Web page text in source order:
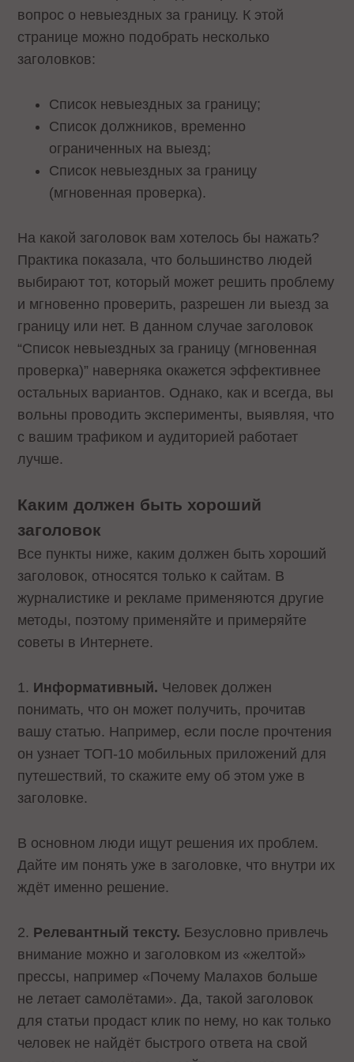
вопрос о невыездных за границу. К этой
странице можно подобрать несколько
заголовков:
Список невыездных за границу;
Список должников, временно
ограниченных на выезд;
Список невыездных за границу
(мгновенная проверка).
На какой заголовок вам хотелось бы нажать?
Практика показала, что большинство людей
выбирают тот, который может решить проблему
и мгновенно проверить, разрешен ли выезд за
границу или нет. В данном случае заголовок
“Список невыездных за границу (мгновенная
проверка)” наверняка окажется эффективнее
остальных вариантов. Однако, как и всегда, вы
вольны проводить эксперименты, выявляя, что
с вашим трафиком и аудиторией работает
лучше.
Каким должен быть хороший
заголовок
Все пункты ниже, каким должен быть хороший
заголовок, относятся только к сайтам. В
журналистике и рекламе применяются другие
методы, поэтому применяйте и примеряйте
советы в Интернете.
1. Информативный. Человек должен
понимать, что он может получить, прочитав
вашу статью. Например, если после прочтения
он узнает ТОП-10 мобильных приложений для
путешествий, то скажите ему об этом уже в
заголовке.
В основном люди ищут решения их проблем.
Дайте им понять уже в заголовке, что внутри их
ждёт именно решение.
2. Релевантный тексту. Безусловно привлечь
внимание можно и заголовком из «желтой»
прессы, например «Почему Малахов больше
не летает самолётами». Да, такой заголовок
для статьи продаст клик по нему, но как только
человек не найдёт быстрого ответа на свой